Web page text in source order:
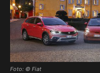
Foto: © Fiat